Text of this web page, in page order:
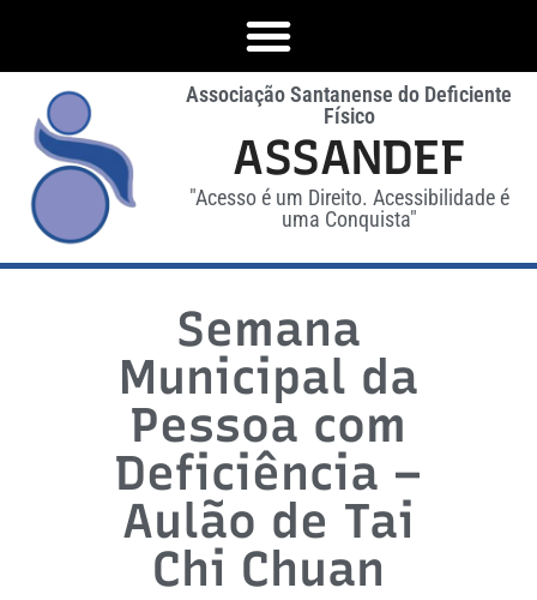
Associação Santanense do Deficiente
Físico
ASSANDEF
"Acesso é um Direito. Acessibilidade é
uma Conquista"
Semana
Municipal da
Pessoa com
Deficiência –
Aulão de Tai
Chi Chuan